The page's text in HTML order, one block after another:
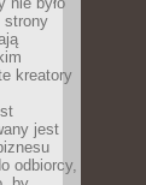
strony
kreatory
jest
odbiorcy,